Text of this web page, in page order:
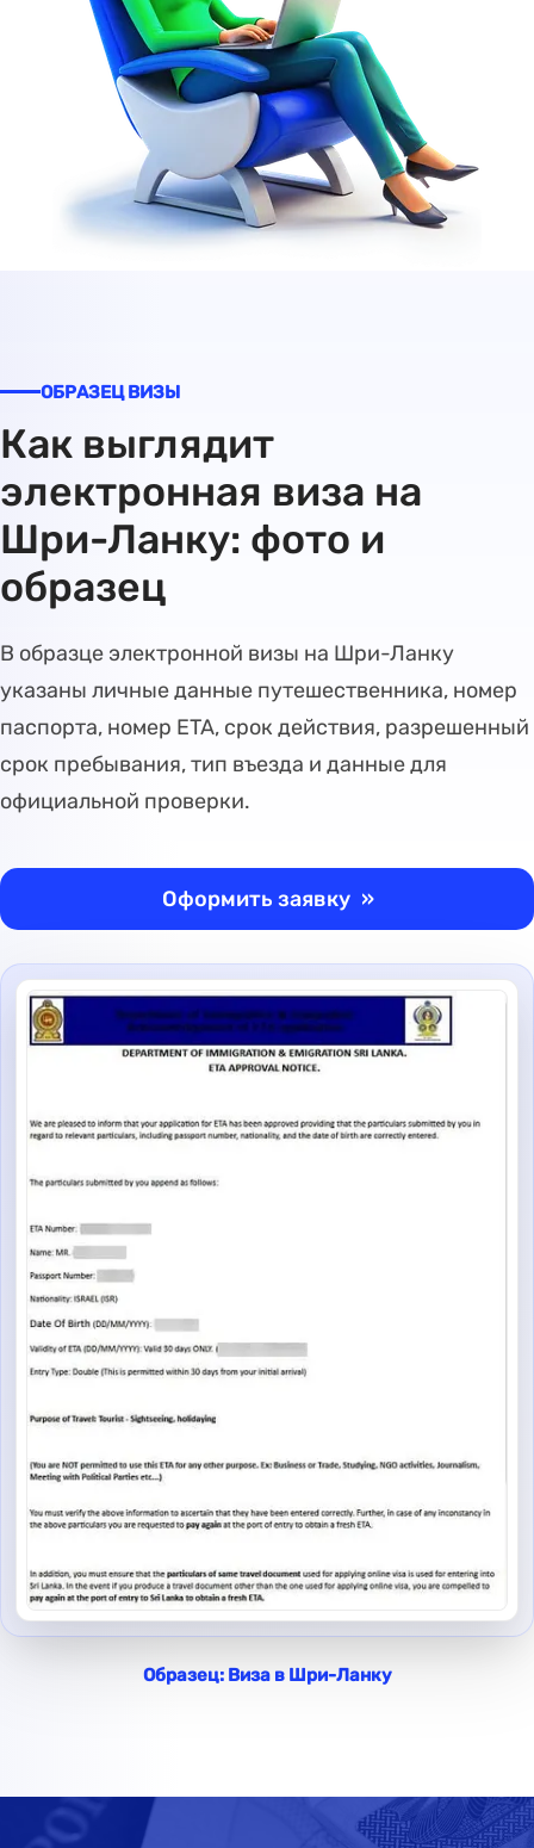
ОБРАЗЕЦ ВИЗЫ
Как выглядит
электронная виза на
Шри-Ланку: фото и
образец
В образце электронной визы на Шри-Ланку
указаны личные данные путешественника, номер
паспорта, номер ETA, срок действия, разрешенный
срок пребывания, тип въезда и данные для
официальной проверки.
Оформить заявку »
Образец: Виза в Шри-Ланку